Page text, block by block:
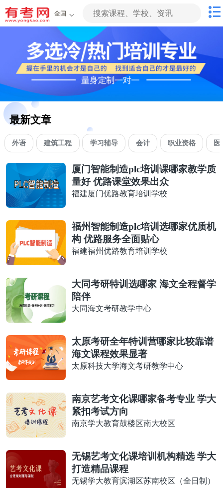
全国
最新文章
外语 建筑工程 学习辅导 会计 职业资格 医
厦门智能制造plc培训课哪家教学质
量好 优路课堂效果出众
福建厦门优路教育培训学校
福州智能制造plc培训选哪家优质机
构 优路服务全面贴心
福建福州优路教育培训学校
大同考研特训选哪家 海文全程督学
陪伴
大同海文考研教学中心
太原考研全年特训营哪家比较靠谱
海文课程效果显著
太原科技大学海文考研教学中心
南京艺考文化课哪家备考专业 学大
紧扣考试方向
南京学大教育鼓楼区南大校区
无锡艺考文化课培训机构精选 学大
打造精品课程
无锡学大教育滨湖区苏南校区（全日制）